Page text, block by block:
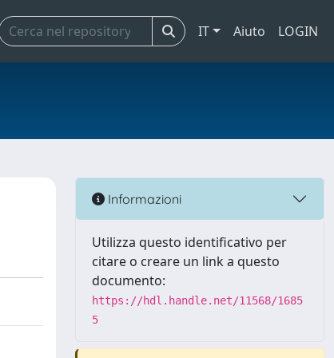
IT Aiuto LOGIN
Informazioni
Utilizza questo identificativo per
citare o creare un link a questo
documento:
https://hdl.handle.net/11568/1685
5